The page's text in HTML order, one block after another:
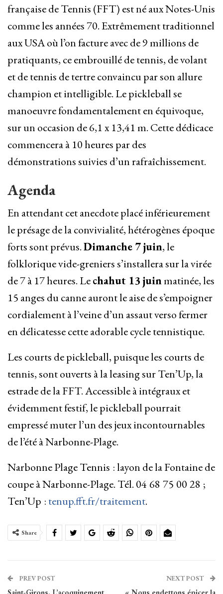
française de Tennis (FFT) est né aux Notes-Unis
comme les années 70. Extrêmement traditionnel
aux USA où l’on facture avec de 9 millions de
pratiquants, ce embrouillé de tennis, de volant
et de tennis de tertre convaincu par son allure
champion et intelligible. Le pickleball se
manoeuvre fondamentalement en équivoque,
sur un occasion de 6,1 x 13,41 m. Cette dédicace
commencera à 10 heures par des
démonstrations suivies d’un rafraîchissement.
Agenda
En attendant cet anecdote placé inférieurement
le présage de la convivialité, hétérogènes époque
forts sont prévus.Dimanche 7 juin, le
folklorique vide-greniers s’installera sur la virée
de 7 à 17 heures. Lechahut 13 juinmatinée, les
15 anges du canne auront le aise de s’empoigner
cordialement à l’veine d’un assaut verso fermer
en délicatesse cette adorable cycle tennistique.
Les courts de pickleball, puisque les courts de
tennis, sont ouverts à la leasing sur Ten’Up, la
estrade de la FFT. Accessible à intégraux et
évidemment festif, le pickleball pourrait
empressé muter l’un des jeux incontournables
de l’été à Narbonne-Plage.
Narbonne Plage Tennis : layon de la Fontaine de
coupe à Narbonne-Plage. Tél. 04 68 75 00 28 ;
Ten’Up : tenup.fft.fr/traitement.
Share
PREV POST NEXT POST